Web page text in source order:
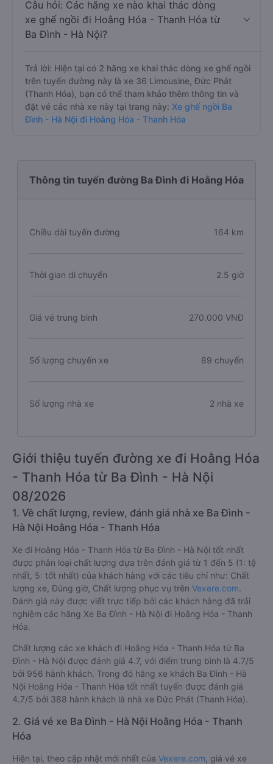
Câu hỏi: Các hãng xe nào khai thác dòng
xe ghế ngồi đi Hoằng Hóa - Thanh Hóa từ
Ba Đình - Hà Nội?
Trả lời: Hiện tại có 2 hãng xe khai thác dòng xe ghế ngồi
trên tuyến đường này là xe 36 Limousine, Đức Phát
(Thanh Hóa), bạn có thể tham khảo thêm thông tin và
đặt vé các nhà xe này tại trang này: Xe ghế ngồi Ba
Đình - Hà Nội đi Hoằng Hóa - Thanh Hóa
Thông tin tuyến đường Ba Đình đi Hoằng Hóa
Chiều dài tuyến đường 164 km
Thời gian di chuyển 2.5 giờ
Giá vé trung bình 270.000 VNĐ
Số lượng chuyến xe 89 chuyến
Số lượng nhà xe 2 nhà xe
Giới thiệu tuyến đường xe đi Hoằng Hóa
- Thanh Hóa từ Ba Đình - Hà Nội
08/2026
1. Về chất lượng, review, đánh giá nhà xe Ba Đình -
Hà Nội Hoằng Hóa - Thanh Hóa
Xe đi Hoằng Hóa - Thanh Hóa từ Ba Đình - Hà Nội tốt nhất
được phân loại chất lượng dựa trên đánh giá từ 1 đến 5 (1: tệ
nhất, 5: tốt nhất) của khách hàng với các tiêu chí như: Chất
lượng xe, Đúng giờ, Chất lượng phục vụ trên Vexere.com.
Đánh giá này được viết trực tiếp bởi các khách hàng đã trải
nghiệm các hãng Xe Ba Đình - Hà Nội đi Hoằng Hóa - Thanh
Hóa.
Chất lượng các xe khách đi Hoằng Hóa - Thanh Hóa từ Ba
Đình - Hà Nội được đánh giá 4.7, với điểm trung bình là 4.7/5
bởi 956 hành khách. Trong đó hãng xe khách Ba Đình - Hà
Nội Hoằng Hóa - Thanh Hóa tốt nhất tuyến được đánh giá
4.7/5 bởi 388 hành khách là nhà xe Đức Phát (Thanh Hóa).
2. Giá vé xe Ba Đình - Hà Nội Hoằng Hóa - Thanh
Hóa
Hiện tại, theo cập nhật mới nhất của Vexere.com , giá vé xe